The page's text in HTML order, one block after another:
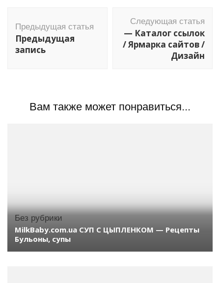
по
записям
Предыдущая статья
Предыдущая
запись
Следующая статья
— Каталог ссылок
/ Ярмарка сайтов /
Дизайн
Вам также может понравиться...
Без рубрики
MilkBaby.com.ua СУП С ЦЫПЛЕНКОМ — Рецепты
Бульоны, супы